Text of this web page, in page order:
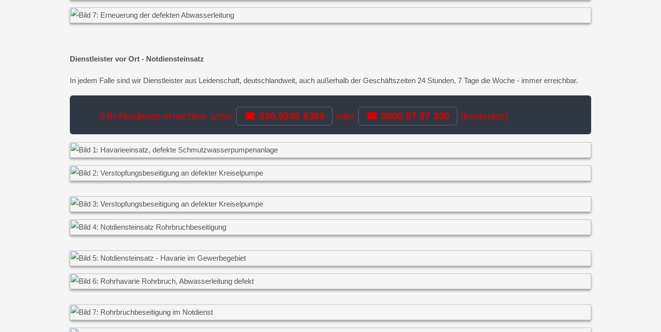
Dienstleister vor Ort - Notdiensteinsatz
In jedem Falle sind wir Dienstleister aus Leidenschaft, deutschlandweit, auch außerhalb der Geschäftszeiten 24 Stunden, 7 Tage die Woche - immer erreichbar.
24h-Notdienst erreichbar unter ☎ 030.9240 9369 oder ☎ 0800.97 97 300 (kostenlos)